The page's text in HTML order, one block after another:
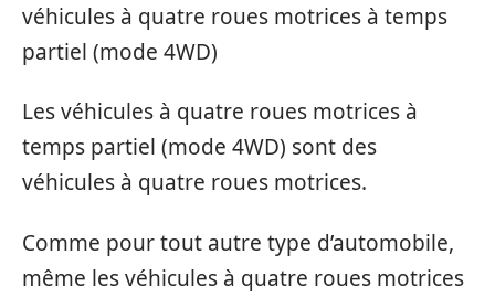
véhicules à quatre roues motrices à temps
partiel (mode 4WD)
Les véhicules à quatre roues motrices à
temps partiel (mode 4WD) sont des
véhicules à quatre roues motrices.
Comme pour tout autre type d’automobile,
même les véhicules à quatre roues motrices